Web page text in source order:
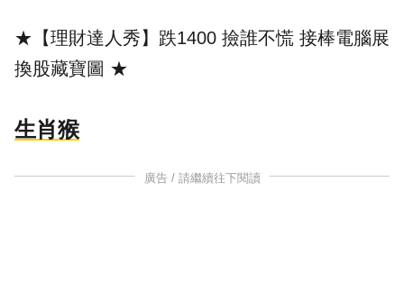
★【理財達人秀】跌1400 撿誰不慌 接棒電腦展
換股藏寶圖 ★
生肖猴
廣告 / 請繼續往下閱讀